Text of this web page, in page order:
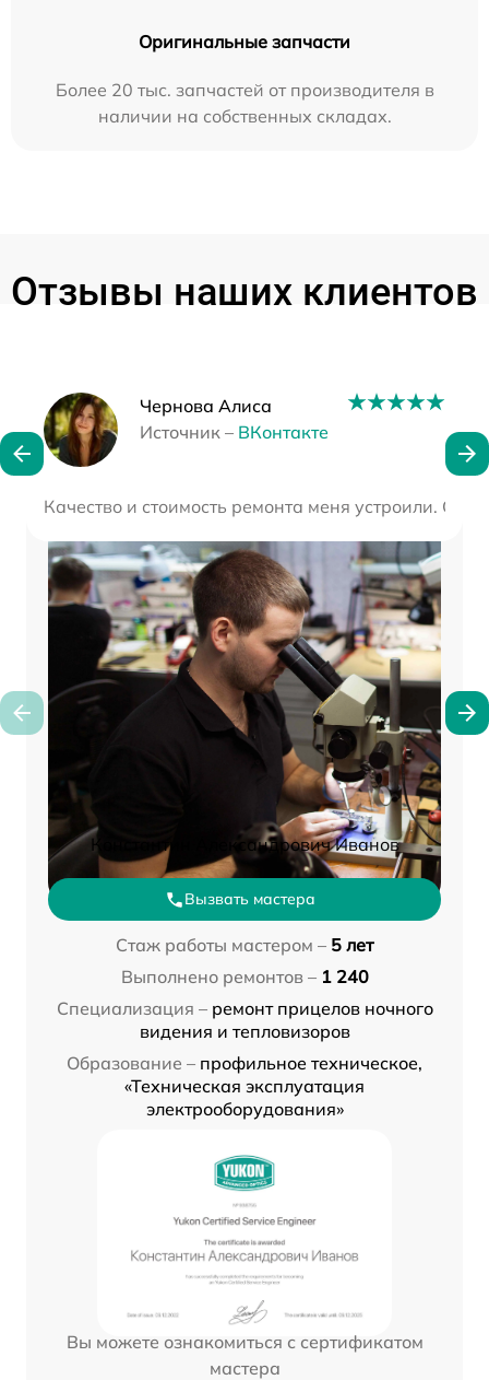
Оригинальные запчасти
Более 20 тыс. запчастей от производителя в
наличии на собственных складах.
Отзывы наших клиентов
Чернова Алиса
Источник – ВКонтакте
Качество и стоимость ремонта меня устроили.
Наши мастера
Константин Александрович Иванов
Вызвать мастера
Стаж работы мастером – 5 лет
Выполнено ремонтов – 1 240
Специализация – ремонт прицелов ночного
видения и тепловизоров
Образование – профильное техническое,
«Техническая эксплуатация
электрооборудования»
Вы можете ознакомиться с сертификатом
мастера